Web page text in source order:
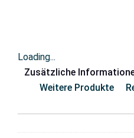
Loading...
Zusätzliche
Weitere Produkte